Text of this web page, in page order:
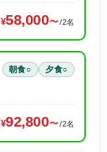
58,000 /2名
朝食○ 夕食○
92,800 /2名